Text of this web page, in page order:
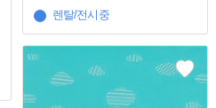
렌탈/전시중